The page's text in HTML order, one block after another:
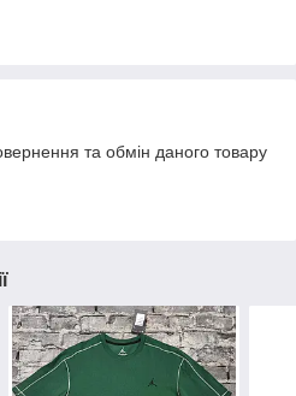
та обмін даного товару